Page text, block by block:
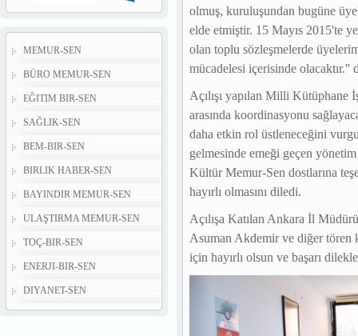
MEMUR-SEN
BÜRO MEMUR-SEN
EĞITIM BIR-SEN
SAĞLIK-SEN
BEM-BIR-SEN
BIRLIK HABER-SEN
BAYINDIR MEMUR-SEN
ULAŞTIRMA MEMUR-SEN
TOÇ-BIR-SEN
ENERJI-BIR-SEN
DIYANET-SEN
olmuş, kuruluşundan bugüne
elde etmiştir. 15 Mayıs 2015'te
olan toplu sözleşmelerde
mücadelesi içerisinde olacaktır.''
Açılışı yapılan Milli
arasında koordinasyonu
daha etkin rol üstleneceğini
gelmesinde emeği geçen
Kültür Memur-Sen dostlarına
hayırlı olmasını diledi.
Açılışa Katılan Ankara İl
Asuman Akdemir ve diğer tören
için hayırlı olsun ve başarı